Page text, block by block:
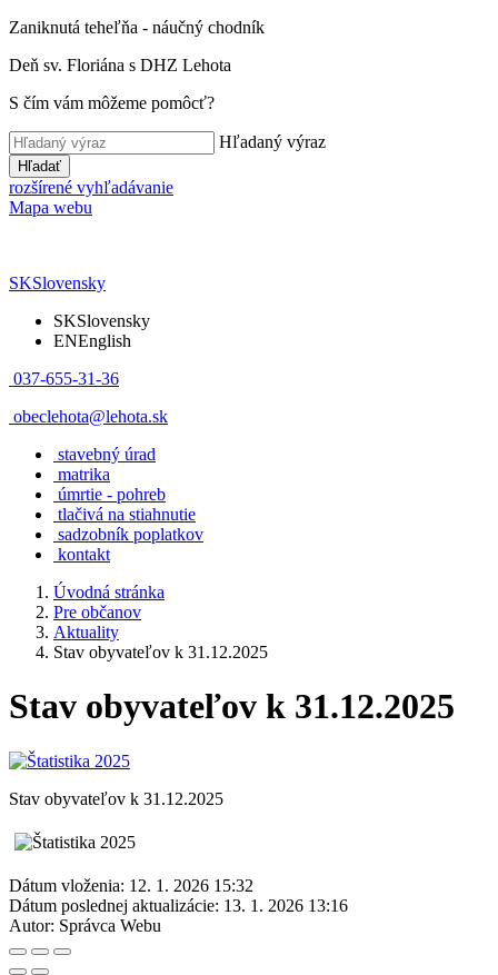
Zaniknutá teheľňa - náučný chodník
Deň sv. Floriána s DHZ Lehota
S čím vám môžeme pomôcť?
Hľadaný výraz
Hľadať
rozšírené vyhľadávanie
Mapa webu
SKSlovensky
SKSlovensky
ENEnglish
037-655-31-36
obeclehota@lehota.sk
stavebný úrad
matrika
úmrtie - pohreb
tlačivá na stiahnutie
sadzobník poplatkov
kontakt
Úvodná stránka
Pre občanov
Aktuality
Stav obyvateľov k 31.12.2025
Stav obyvateľov k 31.12.2025
Stav obyvateľov k 31.12.2025
Dátum vloženia: 12. 1. 2026 15:32
Dátum poslednej aktualizácie: 13. 1. 2026 13:16
Autor: Správca Webu